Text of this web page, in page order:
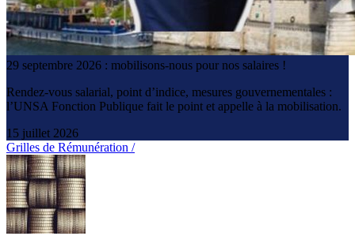
29 septembre 2026 : mobilisons-nous pour nos salaires !
Rendez-vous salarial, point d’indice, mesures gouvernementales :
l’UNSA Fonction Publique fait le point et appelle à la mobilisation.
15 juillet 2026
Grilles de Rémunération /